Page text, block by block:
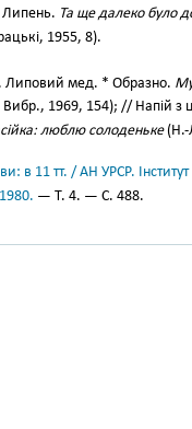
Липень. Та ще далеко було
1955, 8).
Липовий мед. * Образно.
Вибр., 1969, 154); // Напій
люблю солоденьке(Н.-
в 11 тт. / АН УРСР.
— Т. 4. — С. 488.